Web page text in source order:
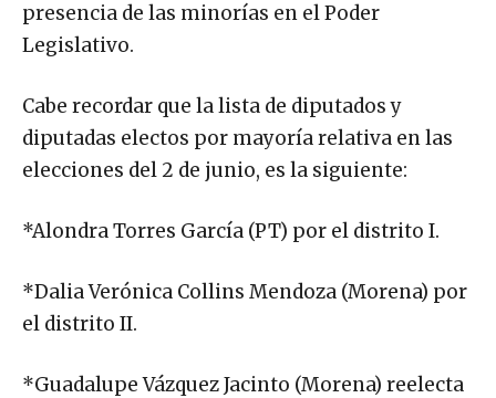
presencia de las minorías en el Poder
Legislativo.
Cabe recordar que la lista de diputados y
diputadas electos por mayoría relativa en las
elecciones del 2 de junio, es la siguiente:
*Alondra Torres García (PT) por el distrito I.
*Dalia Verónica Collins Mendoza (Morena) por
el distrito II.
*Guadalupe Vázquez Jacinto (Morena) reelecta